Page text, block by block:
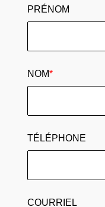
PRÉNOM
NOM*
TÉLÉPHONE
COURRIEL